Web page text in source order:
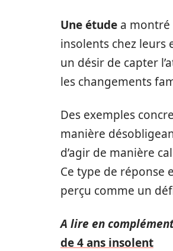
Une étude a montré
insolents chez leurs
un désir de capter
les changements
Des exemples
manière
d’agir de manière
Ce type de réponse
perçu comme un
A lire en
de 4 ans insolent